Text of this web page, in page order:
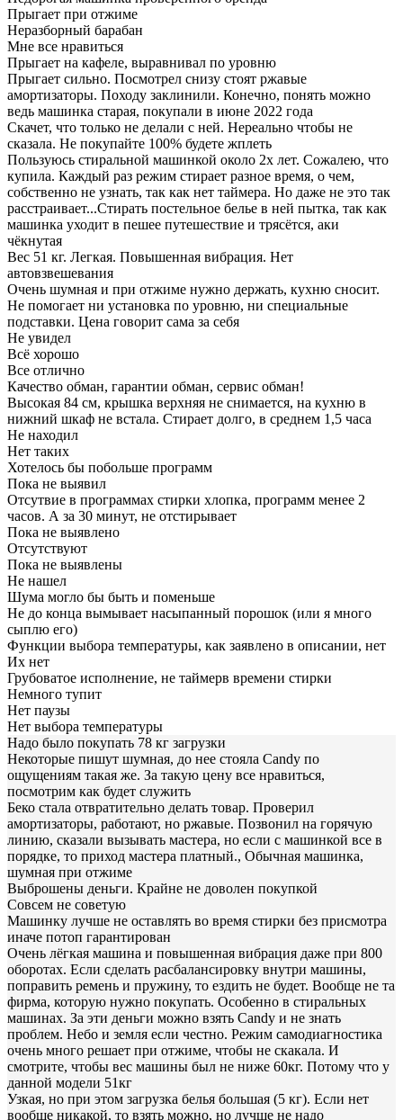
Прыгает при отжиме
Неразборный барабан
Мне все нравиться
Прыгает на кафеле, выравнивал по уровню
Прыгает сильно. Посмотрел снизу стоят ржавые
амортизаторы. Походу заклинили. Конечно, понять можно
ведь машинка старая, покупали в июне 2022 года
Скачет, что только не делали с ней. Нереально чтобы не
сказала. Не покупайте 100% будете жплеть
Пользуюсь стиральной машинкой около 2х лет. Сожалею, что
купила. Каждый раз режим стирает разное время, о чем,
собственно не узнать, так как нет таймера. Но даже не это так
расстраивает...Стирать постельное белье в ней пытка, так как
машинка уходит в пешее путешествие и трясётся, аки
чёкнутая
Вес 51 кг. Легкая. Повышенная вибрация. Нет
автовзвешевания
Очень шумная и при отжиме нужно держать, кухню сносит.
Не помогает ни установка по уровню, ни специальные
подставки. Цена говорит сама за себя
Не увидел
Всё хорошо
Все отлично
Качество обман, гарантии обман, сервис обман!
Высокая 84 см, крышка верхняя не снимается, на кухню в
нижний шкаф не встала. Стирает долго, в среднем 1,5 часа
Не находил
Нет таких
Хотелось бы побольше программ
Пока не выявил
Отсутвие в программах стирки хлопка, программ менее 2
часов. А за 30 минут, не отстирывает
Пока не выявлено
Отсутствуют
Пока не выявлены
Не нашел
Шума могло бы быть и поменьше
Не до конца вымывает насыпанный порошок (или я много
сыплю его)
Функции выбора температуры, как заявлено в описании, нет
Их нет
Грубоватое исполнение, не таймерв времени стирки
Немного тупит
Нет паузы
Нет выбора температуры
Надо было покупать 78 кг загрузки
Некоторые пишут шумная, до нее стояла Candy по
ощущениям такая же. За такую цену все нравиться,
посмотрим как будет служить
Беко стала отвратительно делать товар. Проверил
амортизаторы, работают, но ржавые. Позвонил на горячую
линию, сказали вызывать мастера, но если с машинкой все в
порядке, то приход мастера платный., Обычная машинка,
шумная при отжиме
Выброшены деньги. Крайне не доволен покупкой
Совсем не советую
Машинку лучше не оставлять во время стирки без присмотра
иначе потоп гарантирован
Очень лёгкая машина и повышенная вибрация даже при 800
оборотах. Если сделать расбалансировку внутри машины,
поправить ремень и пружину, то ездить не будет. Вообще не та
фирма, которую нужно покупать. Особенно в стиральных
машинах. За эти деньги можно взять Candy и не знать
проблем. Небо и земля если честно. Режим самодиагностика
очень много решает при отжиме, чтобы не скакала. И
смотрите, чтобы вес машины был не ниже 60кг. Потому что у
данной модели 51кг
Узкая, но при этом загрузка белья большая (5 кг). Если нет
вообще никакой, то взять можно, но лучше не надо